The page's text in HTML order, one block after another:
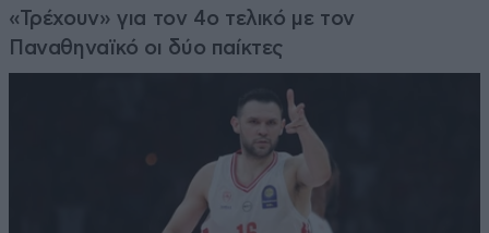
«Τρέχουν» για τον 4ο τελικό με τον
Παναθηναϊκό οι δύο παίκτες